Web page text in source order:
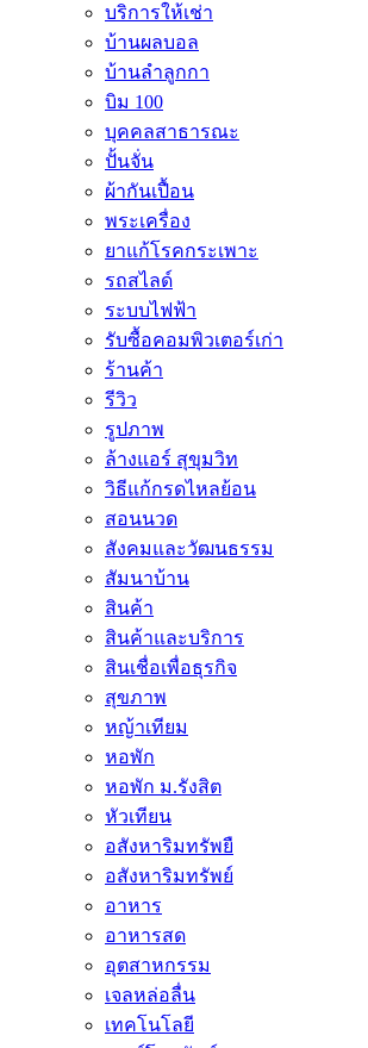
บริการให้เช่า
บ้านผลบอล
บ้านลำลูกกา
บิม 100
บุคคลสาธารณะ
ปั้นจั่น
ผ้ากันเปื้อน
พระเครื่อง
ยาแก้โรคกระเพาะ
รถสไลด์
ระบบไฟฟ้า
รับซื้อคอมพิวเตอร์เก่า
ร้านค้า
รีวิว
รูปภาพ
ล้างแอร์ สุขุมวิท
วิธีแก้กรดไหลย้อน
สอนนวด
สังคมและวัฒนธรรม
สัมนาบ้าน
สินค้า
สินค้าและบริการ
สินเชื่อเพื่อธุรกิจ
สุขภาพ
หญ้าเทียม
หอพัก
หอพัก ม.รังสิต
หัวเทียน
อสังหาริมทรัพยื
อสังหาริมทรัพย์
อาหาร
อาหารสด
อุตสาหกรรม
เจลหล่อลื่น
เทคโนโลยี